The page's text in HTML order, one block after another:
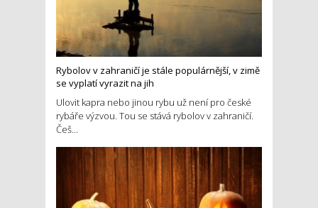
Rybolov v zahraničí je stále populárnější, v zimě
se vyplatí vyrazit na jih
Ulovit kapra nebo jinou rybu už není pro české
rybáře výzvou. Tou se stává rybolov v zahraničí.
Češ...